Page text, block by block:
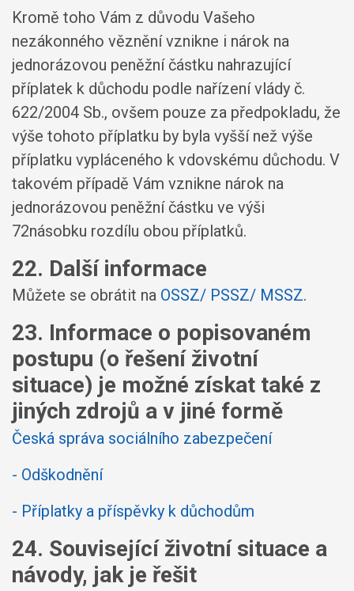
Kromě toho Vám z důvodu Vašeho
nezákonného věznění vznikne i nárok na
jednorázovou peněžní částku nahrazující
příplatek k důchodu podle nařízení vlády č.
622/2004 Sb., ovšem pouze za předpokladu, že
výše tohoto příplatku by byla vyšší než výše
příplatku vypláceného k vdovskému důchodu. V
takovém případě Vám vznikne nárok na
jednorázovou peněžní částku ve výši
72násobku rozdílu obou příplatků.
22. Další informace
Můžete se obrátit na OSSZ/ PSSZ/ MSSZ.
23. Informace o popisovaném
postupu (o řešení životní
situace) je možné získat také z
jiných zdrojů a v jiné formě
Česká správa sociálního zabezpečení
- Odškodnění
- Příplatky a příspěvky k důchodům
24. Související životní situace a
návody, jak je řešit